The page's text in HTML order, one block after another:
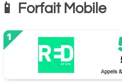
📱 Forfait Mobile